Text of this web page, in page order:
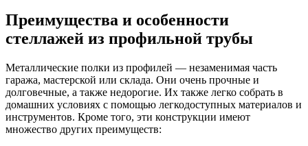
Преимущества и особенности
стеллажей из профильной трубы
Металлические полки из профилей — незаменимая часть
гаража, мастерской или склада. Они очень прочные и
долговечные, а также недорогие. Их также легко собрать в
домашних условиях с помощью легкодоступных материалов и
инструментов. Кроме того, эти конструкции имеют
множество других преимуществ: